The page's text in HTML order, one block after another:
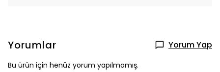
Yorumlar Yorum Yap
Bu ürün için henüz yorum yapılmamış.